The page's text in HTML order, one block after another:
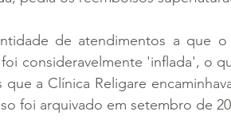
de atendimentos a que
consideravelmente 'inflada', o
a Clínica Religare
foi arquivado em setembro de